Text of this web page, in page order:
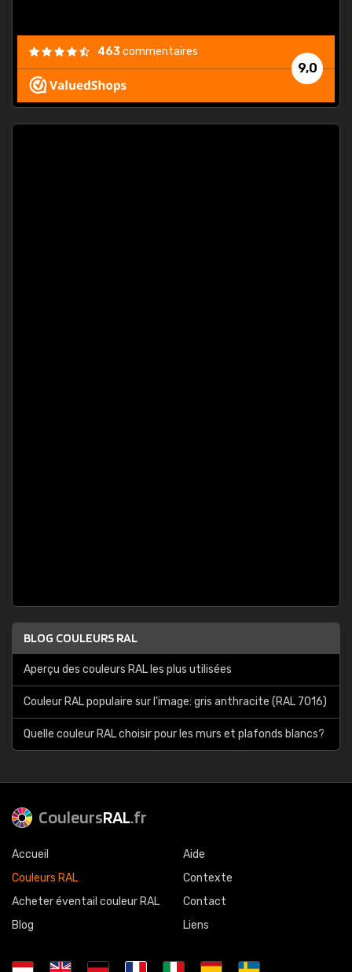
9,0
463commentaires
BLOG COULEURS RAL
Aperçu des couleurs RAL les plus utilisées
Couleur RAL populaire sur l'image: gris anthracite (RAL 7016)
Quelle couleur RAL choisir pour les murs et plafonds blancs?
CouleursRAL.fr
Accueil
Couleurs RAL
Acheter éventail couleur RAL
Blog
Aide
Contexte
Contact
Liens